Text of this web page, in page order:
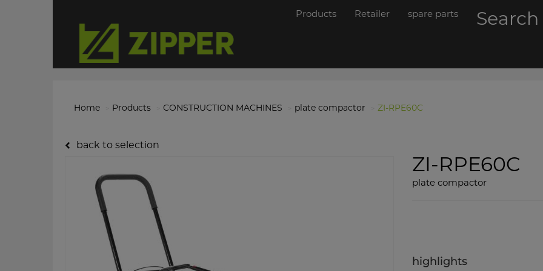
Products Retailer spare parts
Home Products CONSTRUCTION MACHINES plate compactor ZI-RPE60C
back to selection
ZI-RPE60C
plate compactor
highlights